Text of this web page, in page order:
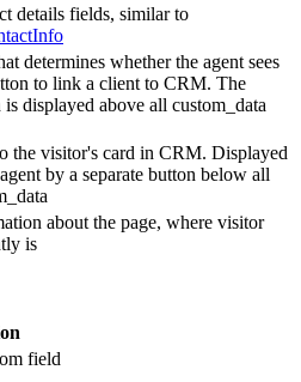
details fields, similar to
determines whether the agent sees
to link a client to CRM. The
is displayed above all custom_data
the visitor's card in CRM. Displayed
by a separate button below all
about the page, where visitor
is
field